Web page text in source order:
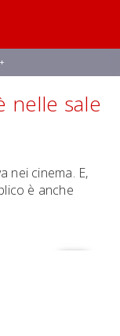
DOOMSDAY
nelle sale
nei cinema. E,
è anche